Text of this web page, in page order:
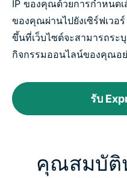
IP ของคุณด้วยการกำหนดเ
ของคุณผ่านไปยังเซิร์ฟเวอ
ขึ้นที่เว็บไซต์จะสามารถร
กิจกรรมออนไลน์ของคุณอ
รับ
คุณสมบัติ